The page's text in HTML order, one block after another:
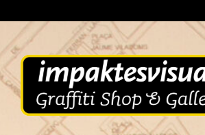
to
content